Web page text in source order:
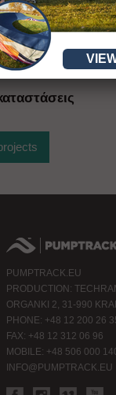
εςαπό 400
PUMPTRACK.EU
PRODUCTION:
ORGANKI 2, 31-990
PHONE: +48 12 200 26
FAX: +48 12 312 06 96
MOBILE: +48 506 000
INFO@PUMPTRACK.EU